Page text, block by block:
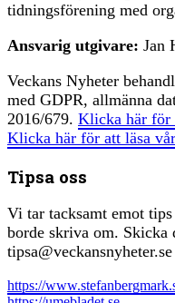
tidningsförening med
Ansvarig utgivare: Jan
Veckans Nyheter
med GDPR, allmänna
2016/679. Klicka här för
Klicka här för att läsa
Tipsa oss
Vi tar tacksamt emot
borde skriva om.
tipsa@veckansnyheter.se
https://